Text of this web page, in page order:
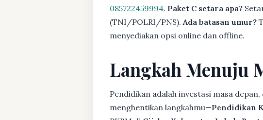
085722459994. Paket C setara apa?
(TNI/POLRI/PNS). Ada batasan umur?
menyediakan opsi online dan offline.
Langkah Menuju
Pendidikan adalah investasi masa
menghentikan langkahmu—Pendidikan